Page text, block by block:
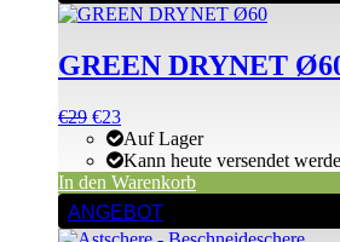
GREEN DRYNET
Ursprünglicher
Preis
war:
€29
€29Aktueller
Preis
ist:
€29.
€23
Auf Lager
Kann heute versendet
In den Warenkorb
ANGEBOT